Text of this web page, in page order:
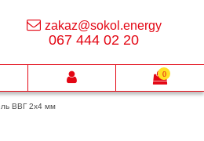
ВВГ 2х4 мм
zakaz@sokol.energy
067 444 02 20
0